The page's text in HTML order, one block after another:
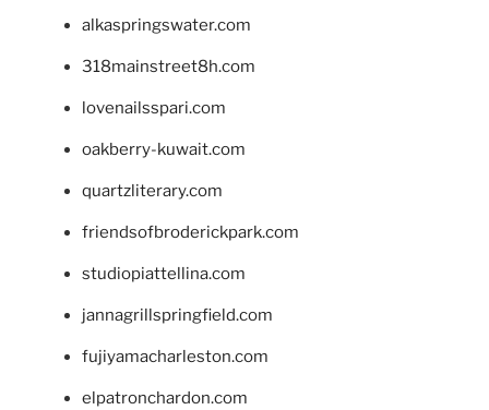
alkaspringswater.com
318mainstreet8h.com
lovenailsspari.com
oakberry-kuwait.com
quartzliterary.com
friendsofbroderickpark.com
studiopiattellina.com
jannagrillspringfield.com
fujiyamacharleston.com
elpatronchardon.com